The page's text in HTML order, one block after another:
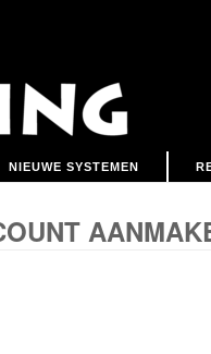
NIEUWE SYSTEMEN